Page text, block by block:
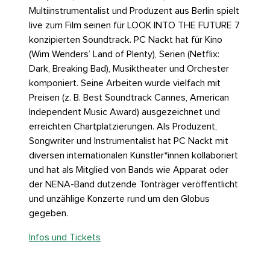
Multiinstrumentalist und Produzent aus Berlin spielt
live zum Film seinen für LOOK INTO THE FUTURE 7
konzipierten Soundtrack. PC Nackt hat für Kino
(Wim Wenders’ Land of Plenty), Serien (Netflix:
Dark, Breaking Bad), Musiktheater und Orchester
komponiert. Seine Arbeiten wurde vielfach mit
Preisen (z. B. Best Soundtrack Cannes, American
Independent Music Award) ausgezeichnet und
erreichten Chartplatzierungen. Als Produzent,
Songwriter und Instrumentalist hat PC Nackt mit
diversen internationalen Künstler*innen kollaboriert
und hat als Mitglied von Bands wie Apparat oder
der NENA-Band dutzende Tonträger veröffentlicht
und unzählige Konzerte rund um den Globus
gegeben.
Infos und Tickets